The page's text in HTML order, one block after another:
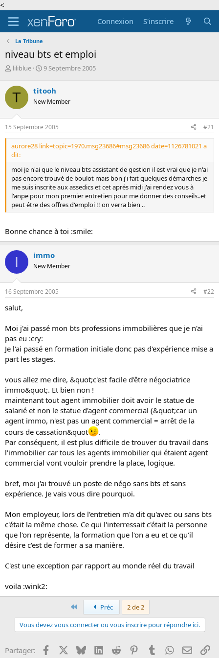
<
Connexion
S'inscrire
La Tribune
niveau bts et emploi
A
t
e
u
r
d
e
l
a
d
s
c
u
s
s
n
liliblue
D
e
d
d
é
b
u
9 Septembre 2005
T titooh
New Member
15 Septembre 2005 #21
aurore28 link=topic=1970.msg23686#msg23686 date=1126781021 a
dit:
moi je n'ai que le niveau bts assistant de gestion il est vrai que je n'ai
pas encore trouvé de boulot mais bon j'i fait quelques démarches je
me suis inscrite aux assedics et cet aprés midi j'ai rendez vous à
l'anpe pour mon premier entretien pour me donner des conseils..et
peut étre des offres d'emploi !! on verra bien ..
Bonne chance à toi :smile:
I immo
New Member
16 Septembre 2005 #22
salut,
Moi j'ai passé mon bts professions immobilières que je n'ai
pas eu :cry:
Je l'ai passé en formation initiale donc pas d'expérience mise a
part les stages.
vous allez me dire, &quot;c'est facile d'être négociatrice
immo&quot;. Et bien non !
maintenant tout agent immobilier doit avoir le statue de
salarié et non le statue d'agent commercial (&quot;car un
agent immo, n'est pas un agent commercial = arrêt de la
cours de cassation&quot
.
Par conséquent, il est plus difficile de trouver du travail dans
l'immobilier car tous les agents immobilier qui étaient agent
commercial vont vouloir prendre la place, logique.
bref, moi j'ai trouvé un poste de négo sans bts et sans
expérience. Je vais vous dire pourquoi.
Mon employeur, lors de l'entretien m'a dit qu'avec ou sans bts
c'était la même chose. Ce qui l'interressait c'était la personne
que l'on représente, la formation que l'on a eu et ce qu'il
désire c'est de former a sa manière.
C'est une exception par rapport au monde réel du travail
voila :wink2:
PremierPréc
2 de 2
Vous devez vous connecter ou vous inscrire pour répondre ici.
Partager: Facebook BlueskyLinkedInReddit PinterestTumblrWhatsApp
Email